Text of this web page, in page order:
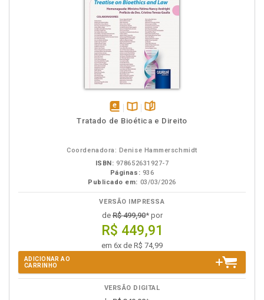
disponívelDisponível
páginas
Tratado de Bioética e Direito
Coordenadora: Denise Hammerschmidt
ISBN: 978652631927-7
Páginas: 936
Publicado em: 03/03/2026
VERSÃO IMPRESSA
deR$ 499,90* por
R$ 449,91
em 6x de R$ 74,99
ADICIONAR AO
CARRINHO
VERSÃO DIGITAL